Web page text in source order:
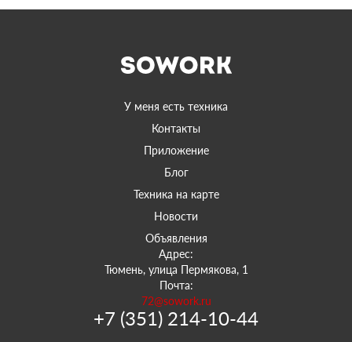
У меня есть техника
Контакты
Приложение
Блог
Техника на карте
Новости
Объявления
Адрес:
Тюмень, улица Пермякова, 1
Почта:
72@sowork.ru
+7 (351) 214-10-44